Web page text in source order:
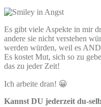
Es gibt viele Aspekte in mir
andere sie nicht verstehen
werden würden, weil es
Es kostet Mut, sich so zu
das zu jeder Zeit!
Ich arbeite dran! 😀
Kannst DU jederzeit du-